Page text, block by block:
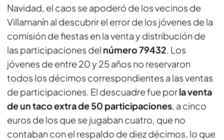
Navidad, el caos se apoderó de los vecinos de
Villamanín al descubrir el error de los jóvenes de la
comisión de fiestas en la venta y distribución de
las participaciones del número 79432. Los
jóvenes de entre 20 y 25 años no reservaron
todos los décimos correspondientes a las ventas
de participaciones. El descuadre fue porla venta
de un taco extra de 50 participaciones, a cinco
euros de los que se jugaban cuatro, que no
contaban con el respaldo de diez décimos, lo que